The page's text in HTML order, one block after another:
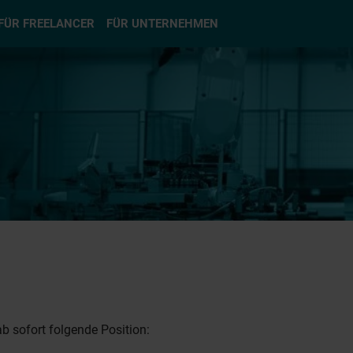
FREELANCER FÜR UNTERNEHMEN
sofort folgende Position: